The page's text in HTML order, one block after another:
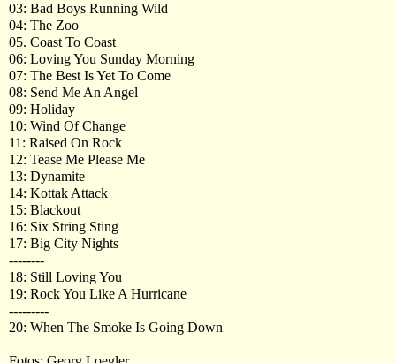
03: Bad Boys Running Wild
04: The Zoo
05. Coast To Coast
06: Loving You Sunday Morning
07: The Best Is Yet To Come
08: Send Me An Angel
09: Holiday
10: Wind Of Change
11: Raised On Rock
12: Tease Me Please Me
13: Dynamite
14: Kottak Attack
15: Blackout
16: Six String Sting
17: Big City Nights
--------
18: Still Loving You
19: Rock You Like A Hurricane
---------
20: When The Smoke Is Going Down